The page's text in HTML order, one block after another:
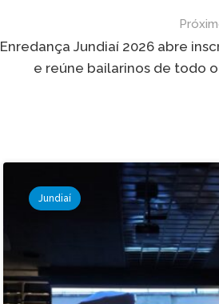
Enredança Jundiaí 2026 abre
e reúne bailarinos de todo o
Jundiaí